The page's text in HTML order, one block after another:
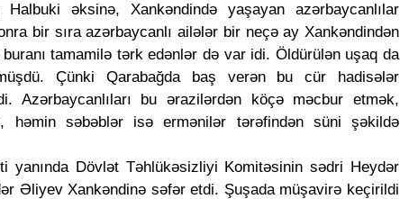
əksinə, Xankəndində yaşayan azərbaycanlılar
bir sıra azərbaycanlı ailələr bir neçə ay Xankəndindən
tamamilə tərk edənlər də var idi. Öldürülən uşaq da
Çünki Qarabağda baş verən bu cür hadisələr
Azərbaycanlıları bu ərazilərdən köçə məcbur etmək,
həmin səbəblər isə ermənilər tərəfindən süni şəkildə
yanında Dövlət Təhlükəsizliyi Komitəsinin sədri Heydər
Əliyev Xankəndinə səfər etdi. Şuşada müşavirə keçirildi